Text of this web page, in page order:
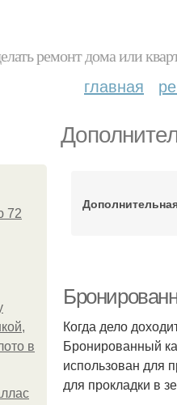
ремонт дома или
главная
72
в
Когда дело
Бронированный
использован для
для прокладки в